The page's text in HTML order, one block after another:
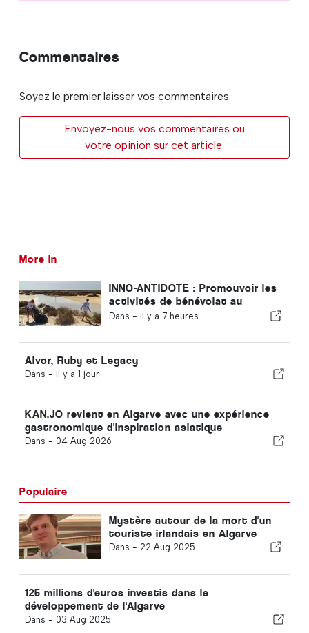
Commentaires
Soyez le premier laisser vos commentaires
Envoyez-nous vos commentaires ou
votre opinion sur cet article.
More in
INNO-ANTIDOTE : Promouvoir les
activités de bénévolat au
Portugal
Dans - il y a 7 heures
Alvor, Ruby et Legacy
Dans - il y a 1 jour
KAN.JO revient en Algarve avec une expérience
gastronomique d'inspiration asiatique
Dans - 04 Aug 2026
Populaire
Mystère autour de la mort d'un
touriste irlandais en Algarve
Dans - 22 Aug 2025
125 millions d'euros investis dans le
développement de l'Algarve
Dans - 03 Aug 2025